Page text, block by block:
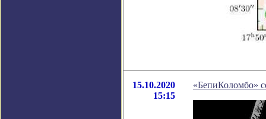
15.10.2020
15:15
«БепиКоломбо»